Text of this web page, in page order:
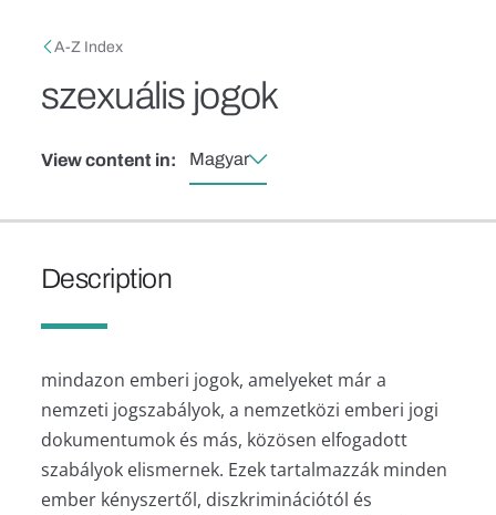
Breadcrumb
A-Z Index
szexuális jogok
View content in: Magyar
Description
mindazon emberi jogok, amelyeket már a
nemzeti jogszabályok, a nemzetközi emberi jogi
dokumentumok és más, közösen elfogadott
szabályok elismernek. Ezek tartalmazzák minden
ember kényszertől, diszkriminációtól és